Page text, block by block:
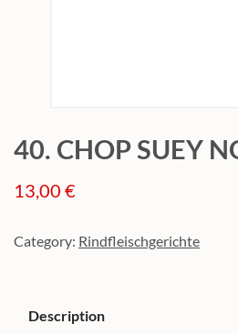
40. CHOP SUEY
13,00 €
Category: Rindfleischgerichte
Description